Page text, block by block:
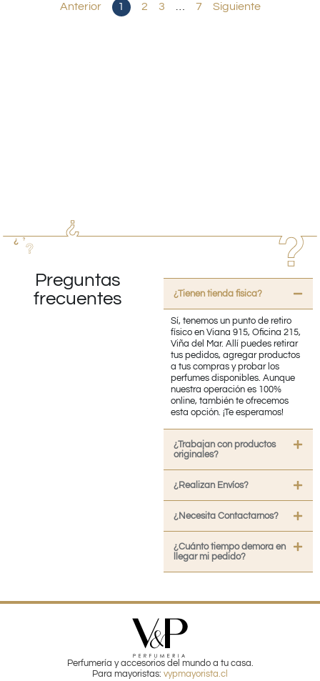
Anterior 1 2 3 7 Siguiente
Preguntas
frecuentes
¿Tienen tienda fisica?
Sí, tenemos un punto de retiro
físico en Viana 915, Oficina 215,
Viña del Mar. Allí puedes retirar
tus pedidos, agregar productos
a tus compras y probar los
perfumes disponibles. Aunque
nuestra operación es 100%
online, también te ofrecemos
esta opción. ¡Te esperamos!
¿Trabajan con productos
originales?
¿Realizan Envíos?
¿Necesita Contactarnos?
¿Cuánto tiempo demora en
llegar mi pedido?
Perfumería y accesorios del mundo a tu casa.
Para mayoristas: vypmayorista.cl